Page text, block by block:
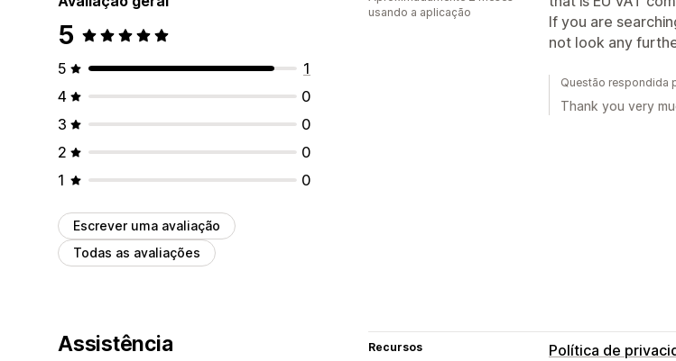
5
5
1
4
0
3
0
2
0
1
0
Escrever uma avaliação
Todas as avaliações
If you are
not look any
usando a aplicação
Questão respondida
Thank you very
Assistência Recursos
Política de